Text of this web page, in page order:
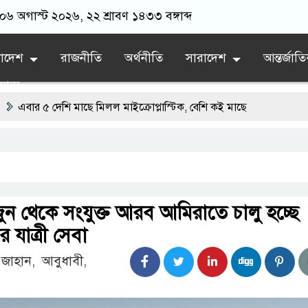
অগাস্ট ২০২৬, ২২ শ্রাবণ ১৪৩৩ বঙ্গাব্দ
রাজনীতি অর্থনীতি সারাদেশ
মাছে মিলল মাইক্রোপ্লাস্টিক, বেশি কই মাছে
বলেশ্বর নদীতে যৌথ অভিযানে ৩টি অবৈধ বাঁধা জাল জব্দ
থেকে সংযুক্ত আরব আমিরাতে চালু হচ্ছে
যাত্রী সেবা
জাহান, আবুধাবী,